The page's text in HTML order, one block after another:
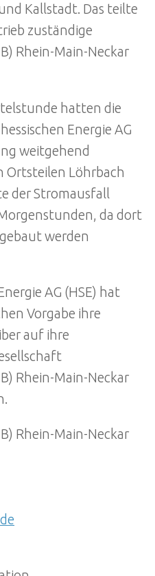
Kallstadt. Das teilte
zuständige
Rhein-Main-Neckar
hatten die
Energie AG
weitgehend
Ortsteilen Löhrbach
der Stromausfall
da dort
werden
AG (HSE) hat
Vorgabe ihre
auf ihre
Rhein-Main-Neckar
Rhein-Main-Neckar